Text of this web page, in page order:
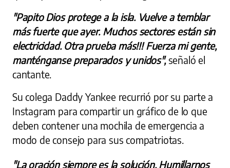
"Papito Dios protege a la isla. Vuelve a temblar
más fuerte que ayer. Muchos sectores están sin
electricidad. Otra prueba más!!! Fuerza mi gente,
manténganse preparados y unidos",señaló el
cantante.
Su colega Daddy Yankee recurrió por su parte a
Instagram para compartir un gráfico de lo que
deben contener una mochila de emergencia a
modo de consejo para sus compatriotas.
"La oración siempre es la solución. Humillarnos